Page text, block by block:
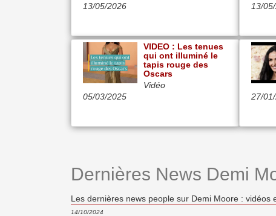
13/05/2026
13/
05/03/2025
VIDEO : Les tenues
qui ont illuminé le
tapis rouge des
Oscars
Vidéo
27/
Dernières News Demi
Les dernières news people sur Demi Moore : vidéos
14/10/2024